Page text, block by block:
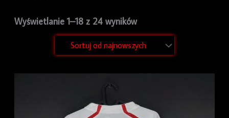
Wyświetlanie 1–18 z 24 wyników